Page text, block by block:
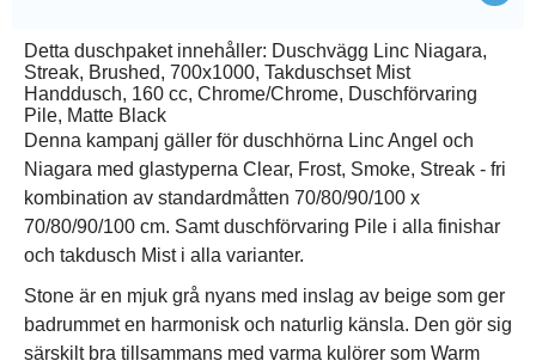
Detta duschpaket innehåller: Duschvägg Linc Niagara,
Streak, Brushed, 700x1000, Takduschset Mist
Handdusch, 160 cc, Chrome/Chrome, Duschförvaring
Pile, Matte Black
Denna kampanj gäller för duschhörna Linc Angel och
Niagara med glastyperna Clear, Frost, Smoke, Streak - fri
kombination av standardmåtten 70/80/90/100 x
70/80/90/100 cm. Samt duschförvaring Pile i alla finishar
och takdusch Mist i alla varianter.
Stone är en mjuk grå nyans med inslag av beige som ger
badrummet en harmonisk och naturlig känsla. Den gör sig
särskilt bra tillsammans med varma kulörer som Warm